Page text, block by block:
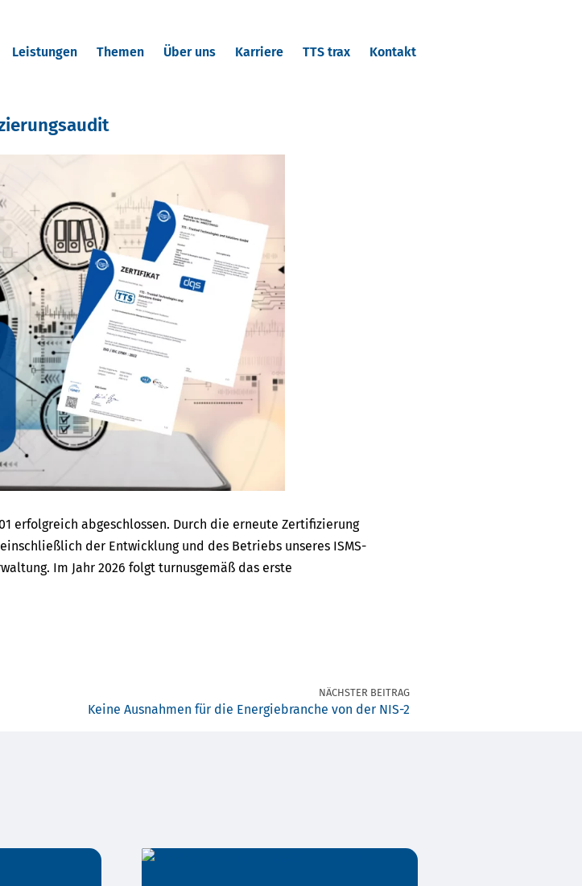
Leistungen Themen Über uns Karriere TTS trax Kontakt
erfolgreich abgeschlossen. Durch die erneute Zertifizierung
der Entwicklung und des Betriebs unseres ISMS-
Im Jahr 2026 folgt turnusgemäß das erste
NÄCHSTER BEITRAG
Keine Ausnahmen für die Energiebranche von der NIS-2